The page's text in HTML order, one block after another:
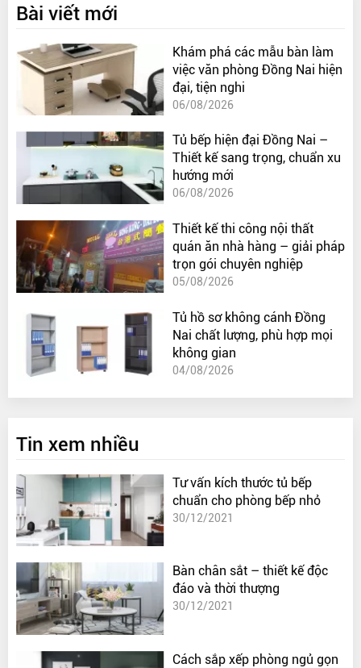
Bài viết mới
Khám phá các mẫu bàn làm
việc văn phòng Đồng Nai hiện
đại, tiện nghi
06/08/2026
Tủ bếp hiện đại Đồng Nai –
Thiết kế sang trọng, chuẩn xu
hướng mới
06/08/2026
Thiết kế thi công nội thất
quán ăn nhà hàng – giải pháp
trọn gói chuyên nghiệp
05/08/2026
Tủ hồ sơ không cánh Đồng
Nai chất lượng, phù hợp mọi
không gian
04/08/2026
Tin xem nhiều
Tư vấn kích thước tủ bếp
chuẩn cho phòng bếp nhỏ
30/12/2021
Bàn chân sắt – thiết kế độc
đáo và thời thượng
30/12/2021
Cách sắp xếp phòng ngủ gọn